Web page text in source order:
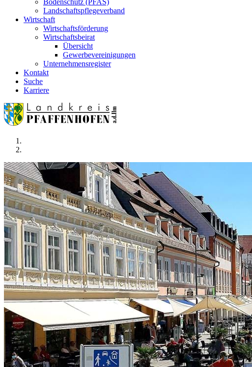
Bodenschutz (PFAS)
Landschaftspflegeverband
Wirtschaft
Wirtschaftsförderung
Wirtschaftsbeirat
Übersicht
Gewerbevereinigungen
Unternehmensregister
Kontakt
Suche
Karriere